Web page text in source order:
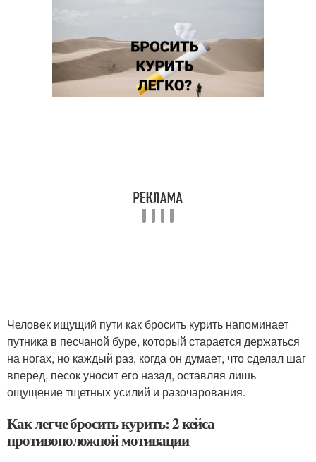
Человек ищущий пути как бросить курить напоминает
путника в песчаной буре, который старается держаться
на ногах, но каждый раз, когда он думает, что сделал шаг
вперед, песок уносит его назад, оставляя лишь
ощущение тщетных усилий и разочарования.
Как легче бросить курить: 2 кейса
противоположной мотивации